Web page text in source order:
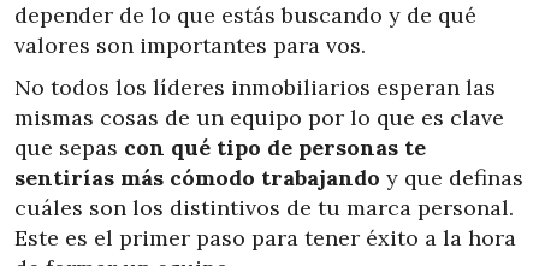
depender de lo que estás buscando y de qué
valores son importantes para vos.
No todos los líderes inmobiliarios esperan las
mismas cosas de un equipo por lo que es clave
que sepas con qué tipo de personas te
sentirías más cómodo trabajando y que definas
cuáles son los distintivos de tu marca personal.
Este es el primer paso para tener éxito a la hora